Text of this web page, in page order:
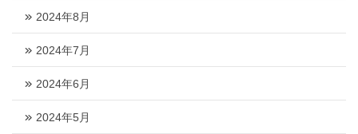
2024年8月
2024年7月
2024年6月
2024年5月